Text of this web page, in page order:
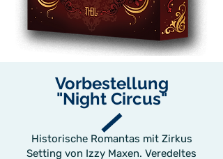
Vorbestellung
"Night Circus"
Historische Romantas mit Zirkus
Setting von Izzy Maxen. Veredeltes